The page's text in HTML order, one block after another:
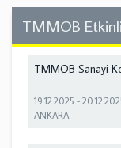
TMMOB
TMMOB Sanayi
19.12.2025 -
ANKARA